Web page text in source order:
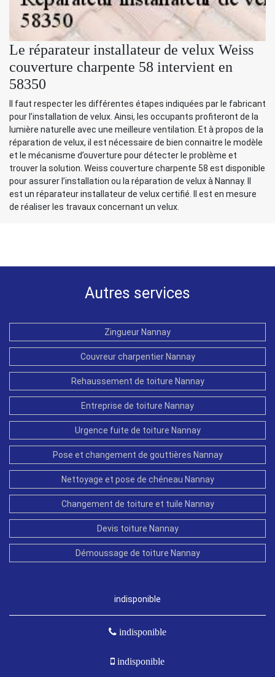
Le réparateur installateur de velux Weiss
couverture charpente 58 intervient en
58350
Il faut respecter les différentes étapes indiquées par le fabricant
pour l’installation de velux. Ainsi, les occupants profiteront de la
lumière naturelle avec une meilleure ventilation. Et à propos de la
réparation de velux, il est nécessaire de bien connaitre le modèle
et le mécanisme d’ouverture pour détecter le problème et
trouver la solution. Weiss couverture charpente 58 est disponible
pour assurer l’installation ou la réparation de velux à Nannay. Il
est un réparateur installateur de velux certifié. Il est en mesure
de réaliser les travaux concernant un velux.
Autres services
Zingueur Nannay
Couvreur charpentier Nannay
Rehaussement de toiture Nannay
Entreprise de toiture Nannay
Urgence fuite de toiture Nannay
Pose et changement de gouttières Nannay
Nettoyage et pose de chéneau Nannay
Changement de toiture et tuile Nannay
Devis toiture Nannay
Démoussage de toiture Nannay
indisponible
indisponible
indisponible